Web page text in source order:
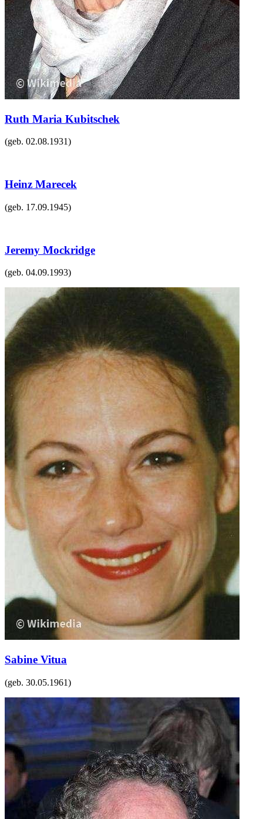
Ruth Maria Kubitschek
(geb. 02.08.1931)
Heinz Marecek
(geb. 17.09.1945)
Jeremy Mockridge
(geb. 04.09.1993)
Sabine Vitua
(geb. 30.05.1961)